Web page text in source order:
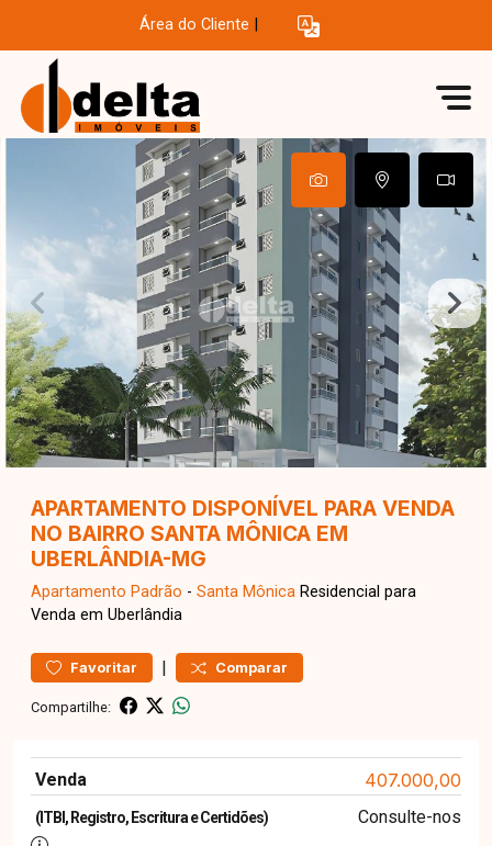
Área do Cliente
APARTAMENTO DISPONÍVEL PARA VENDA
NO BAIRRO SANTA MÔNICA EM
UBERLÂNDIA-MG
Apartamento Padrão - Santa Mônica Residencial para
Venda em Uberlândia
Favoritar | Comparar
Compartilhe:
Venda 407.000,00
(ITBI, Registro, Escritura e Certidões) Consulte-nos